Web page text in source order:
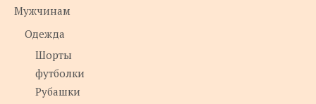
Мужчинам
Одежда
Шорты
футболки
Рубашки